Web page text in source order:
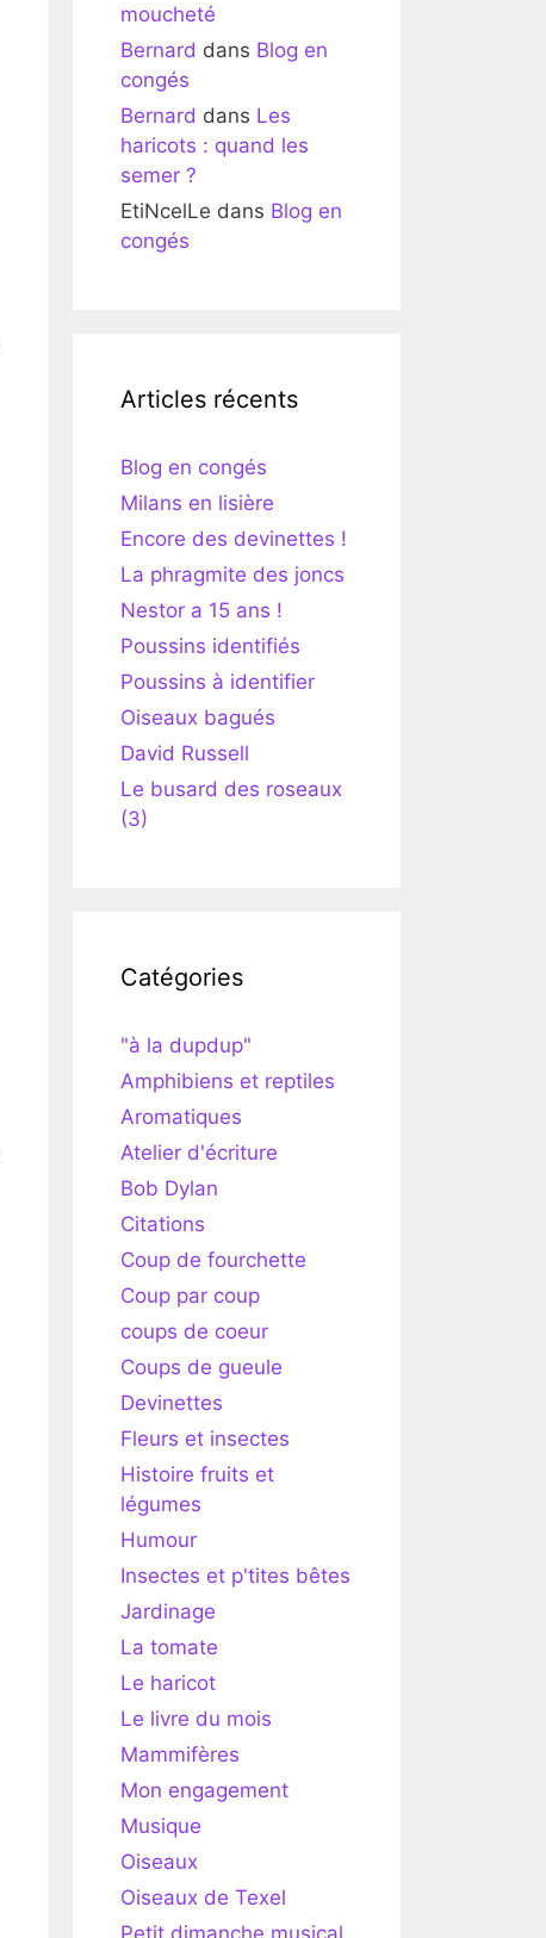
moucheté
Bernard dans Blog en
congés
Bernard dans Les
haricots : quand les
semer ?
EtiNcelLe dans Blog en
congés
Articles récents
Blog en congés
Milans en lisière
Encore des devinettes !
La phragmite des joncs
Nestor a 15 ans !
Poussins identifiés
Poussins à identifier
Oiseaux bagués
David Russell
Le busard des roseaux
(3)
Catégories
"à la dupdup"
Amphibiens et reptiles
Aromatiques
Atelier d'écriture
Bob Dylan
Citations
Coup de fourchette
Coup par coup
coups de coeur
Coups de gueule
Devinettes
Fleurs et insectes
Histoire fruits et
légumes
Humour
Insectes et p'tites bêtes
Jardinage
La tomate
Le haricot
Le livre du mois
Mammifères
Mon engagement
Musique
Oiseaux
Oiseaux de Texel
Petit dimanche musical